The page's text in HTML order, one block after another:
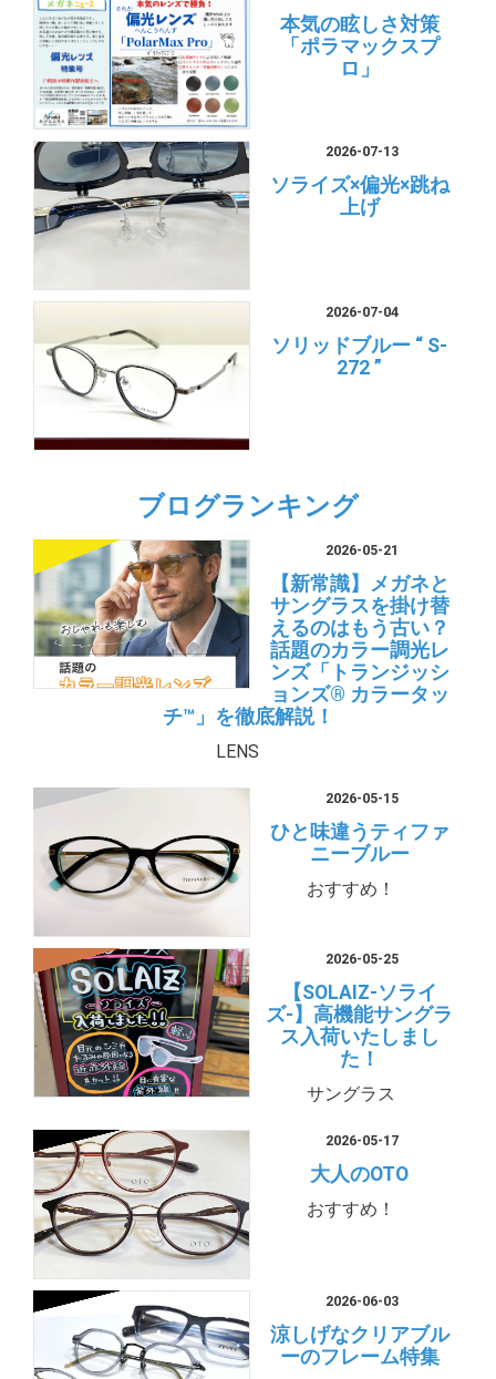
本気の眩しさ対策
「ポラマックスプ
ロ」
2026-07-13
ソライズ×偏光×跳ね
上げ
2026-07-04
ソリッドブルー “ S-
272 ”
ブログランキング
2026-05-21
【新常識】メガネと
サングラスを掛け替
えるのはもう古い？
話題のカラー調光レ
ンズ「トランジッシ
ョンズ® カラータッ
チ™」を徹底解説！
LENS
2026-05-15
ひと味違うティファ
ニーブルー
おすすめ！
2026-05-25
【SOLAIZ-ソライ
ズ-】高機能サングラ
ス入荷いたしまし
た！
サングラス
2026-05-17
大人のOTO
おすすめ！
2026-06-03
涼しげなクリアブル
ーのフレーム特集